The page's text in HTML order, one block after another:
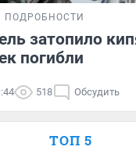
ПОДРОБНОСТИ
затопило
погибли
518 Обсудить
ТОП 5